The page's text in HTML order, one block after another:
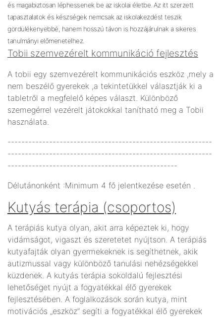
és magabiztosan léphessenek be az iskolai életbe. Az itt szerzett
tapasztalatok és készségek nemcsak az iskolakezdést teszik
gördülékenyebbé, hanem hosszú távon is hozzájárulnak a sikeres
tanulmányi előmenetelhez.
Tobii szemvezérelt kommunikáció fejlesztés
A tobii egy szemvezérelt kommunikációs eszköz ,mely a
nem beszélő gyerekek ,a tekintetükkel választják ki a
tabletről a megfelelő képes választ. Különböző
szemegérrel vezérelt játokokkal tanítható meg a Tobii
használata.
-----------------------------------------------------------
-----------------------------------------------------------
-------------------------------------------------
Délutánonként :Minimum 4 fő jelentkezése esetén .
Kutyás terápia (csoportos)
A terápiás kutya olyan, akit arra képeztek ki, hogy
vidámságot, vigaszt és szeretetet nyújtson. A terápiás
kutyafajták olyan gyermekeknek is segíthetnek, akik
autizmussal vagy különböző tanulási nehézségekkel
küzdenek. A kutyás terápia sokoldalú fejlesztési
lehetőséget nyújt a fogyatékkal élő gyerekek
fejlesztésében. A foglalkozások során kutya, mint
motivációs „eszköz” segíti a fogyatékkal élő gyerekek